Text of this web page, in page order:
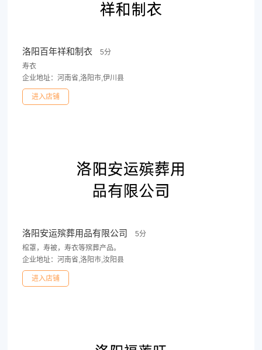
洛阳百年祥和制衣
5分
寿衣
企业地址：河南省,洛阳市,伊川县
进入店铺
洛阳安运殡葬用品有限公司
5分
棺罩，寿被，寿衣等殡葬产品。
企业地址：河南省,洛阳市,汝阳县
进入店铺